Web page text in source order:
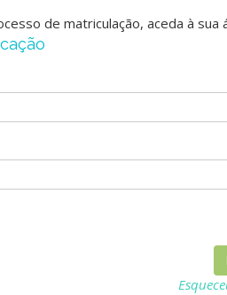
de matriculação, aceda à